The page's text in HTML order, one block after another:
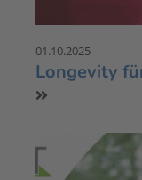
01.10.2025
Longevity